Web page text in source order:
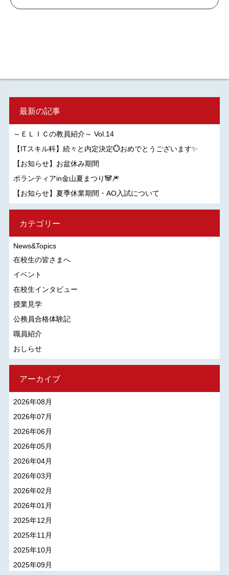
最新の記事
～ＥＬＩＣの教員紹介～ Vol.14
【ITスキル科】続々と内定決定💮おめでとうございます✨
【お知らせ】お盆休み期間
ボランティアin金山夏まつり🐼🎆
【お知らせ】夏季休業期間・AO入試について
カテゴリー
News&Topics
在校生の皆さまへ
イベント
在校生インタビュー
授業見学
公務員合格体験記
職員紹介
おしらせ
アーカイブ
2026年08月
2026年07月
2026年06月
2026年05月
2026年04月
2026年03月
2026年02月
2026年01月
2025年12月
2025年11月
2025年10月
2025年09月